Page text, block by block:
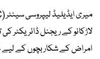
لاڑکانو کے ریجنل ڈائریکٹر
امراض کے شکار بچوں کے